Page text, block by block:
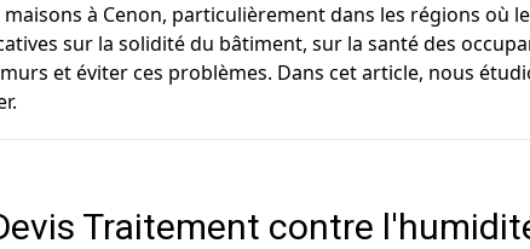
à Cenon, particulièrement dans les régions où
sur la solidité du bâtiment, sur la santé des
et éviter ces problèmes. Dans cet article, nous
Traitement contre